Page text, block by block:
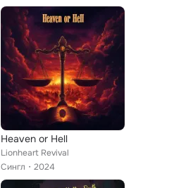
Heaven or Hell
Lionheart Revival
Сингл
2024